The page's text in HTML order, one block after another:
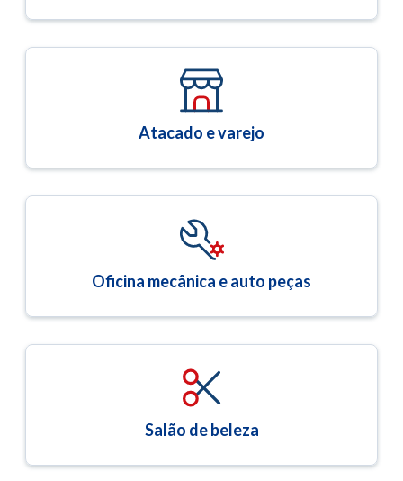
Atacado e varejo
Oficina mecânica e auto peças
Salão de beleza